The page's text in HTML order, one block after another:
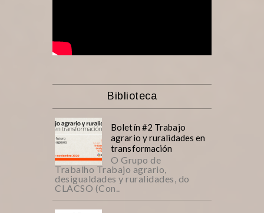
Biblioteca
Boletín #2 Trabajo
agrario y ruralidades en
transformación
O Grupo de
Trabalho Trabajo agrario,
desigualdades y ruralidades, do
CLACSO (Con..